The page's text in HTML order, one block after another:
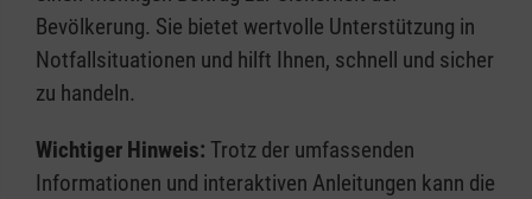
Bevölkerung. Sie bietet wertvolle Unterstützung in
Notfallsituationen und hilft Ihnen, schnell und sicher
zu handeln.
Wichtiger Hinweis: Trotz der umfassenden
Informationen und interaktiven Anleitungen kann die